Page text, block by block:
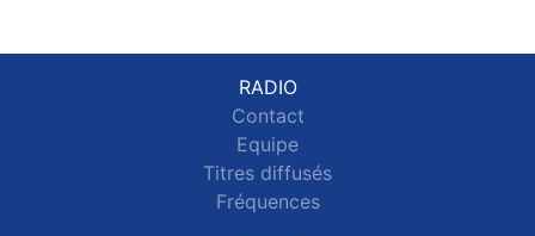
RADIO
Contact
Equipe
Titres diffusés
Fréquences